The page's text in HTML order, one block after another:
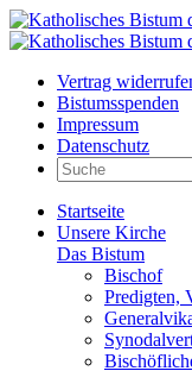
Vertrag
Bistumsspenden
Impressum
Datenschutz
Startseite
Unsere Kirche
Das Bistum
Bischof
Predigten,